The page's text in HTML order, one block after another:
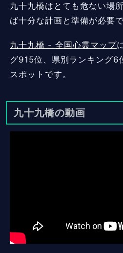
九十九橋はとても危ない場
ば十分な計画と準備が必要で
九十九橋 - 全国心霊マップ
グ915位、県別ランキング6
スポットです。
九十九橋の動画